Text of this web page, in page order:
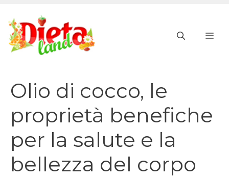
contenuto
Olio di cocco, le
proprietà benefiche
per la salute e la
bellezza del corpo